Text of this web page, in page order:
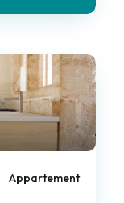
Appartement